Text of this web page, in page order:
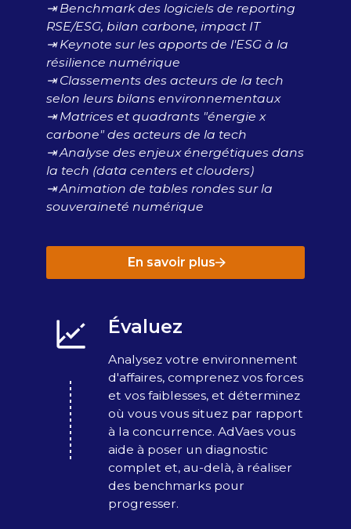
⇥ Benchmark des logiciels de reporting
RSE/ESG, bilan carbone, impact IT
⇥ Keynote sur les apports de l'ESG à la
résilience numérique
⇥ Classements des acteurs de la tech
selon leurs bilans environnementaux
⇥ Matrices et quadrants "énergie x
carbone" des acteurs de la tech
⇥ Analyse des enjeux énergétiques dans
la tech (data centers et clouders)
⇥ Animation de tables rondes sur la
souveraineté numérique
En savoir plus
Évaluez
Analysez votre environnement
d'affaires, comprenez vos forces
et vos faiblesses, et déterminez
où vous vous situez par rapport
à la concurrence. AdVaes vous
aide à poser un diagnostic
complet et, au-delà, à réaliser
des benchmarks pour
progresser.